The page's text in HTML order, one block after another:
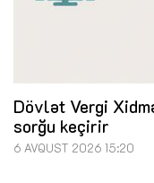
Dövlət Vergi
sorğu keçirir
6 AVQUST 2026 15:20